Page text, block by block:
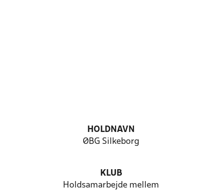
HOLDNAVN
ØBG Silkeborg
KLUB
Holdsamarbejde mellem